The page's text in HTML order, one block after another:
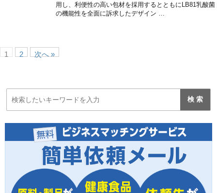
用し、利便性の高い包材を採用するとともにLB81乳酸菌
の機能性を全面に訴求したデザイン …
1 2 次へ »